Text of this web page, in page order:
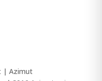
| Azimut